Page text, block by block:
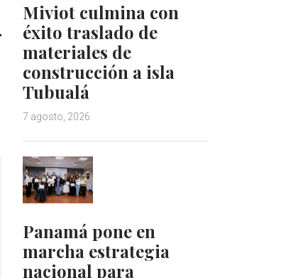
Miviot culmina con
éxito traslado de
materiales de
construcción a isla
Tubualá
7 agosto, 2026
Panamá pone en
marcha estrategia
nacional para